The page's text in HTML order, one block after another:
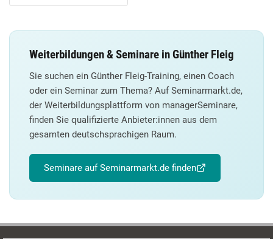
Weiterbildungen & Seminare in Günther Fleig
Sie suchen ein Günther Fleig-Training, einen Coach
oder ein Seminar zum Thema? Auf Seminarmarkt.de,
der Weiterbildungsplattform von managerSeminare,
finden Sie qualifizierte Anbieter:innen aus dem
gesamten deutschsprachigen Raum.
Seminare auf Seminarmarkt.de finden